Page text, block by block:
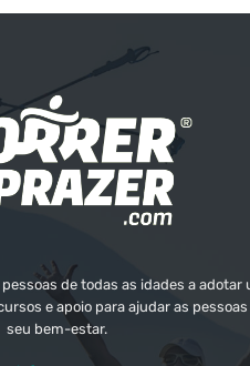
de todas as idades a adotar
e apoio para ajudar as
seu bem-estar.